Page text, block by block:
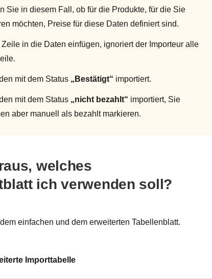
Sie in diesem Fall, ob für die Produkte, für die Sie
möchten, Preise für diese Daten definiert sind.
in die Daten einfügen, ignoriert der Importeur alle
mit dem Status „Bestätigt“ importiert.
mit dem Status „nicht bezahlt“ importiert, Sie
aber manuell als bezahlt markieren.
welches
ich verwenden soll?
einfachen und dem erweiterten Tabellenblatt.
Importtabelle